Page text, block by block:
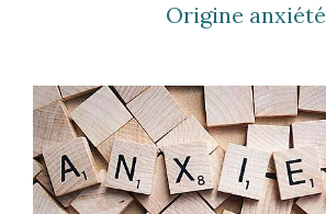
Origine anxiété